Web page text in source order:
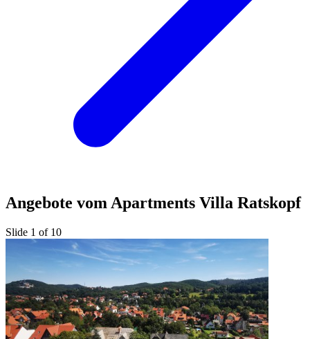
Angebote vom Apartments Villa Ratskopf
Slide 1 of 10